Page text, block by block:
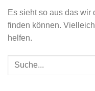
Es sieht so aus das
finden können.
helfen.